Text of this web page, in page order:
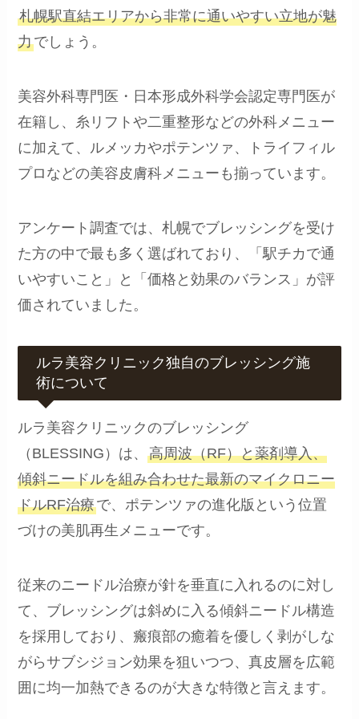
札幌駅直結エリアから非常に通いやすい立地が魅
力でしょう。
美容外科専門医・日本形成外科学会認定専門医が
在籍し、糸リフトや二重整形などの外科メニュー
に加えて、ルメッカやポテンツァ、トライフィル
プロなどの美容皮膚科メニューも揃っています。
アンケート調査では、札幌でブレッシングを受け
た方の中で最も多く選ばれており、「駅チカで通
いやすいこと」と「価格と効果のバランス」が評
価されていました。
ルラ美容クリニック独自のブレッシング施
術について
ルラ美容クリニックのブレッシング
（BLESSING）は、高周波（RF）と薬剤導入、
傾斜ニードルを組み合わせた最新のマイクロニー
ドルRF治療で、ポテンツァの進化版という位置
づけの美肌再生メニューです。
従来のニードル治療が針を垂直に入れるのに対し
て、ブレッシングは斜めに入る傾斜ニードル構造
を採用しており、瘢痕部の癒着を優しく剥がしな
がらサブシジョン効果を狙いつつ、真皮層を広範
囲に均一加熱できるのが大きな特徴と言えます。